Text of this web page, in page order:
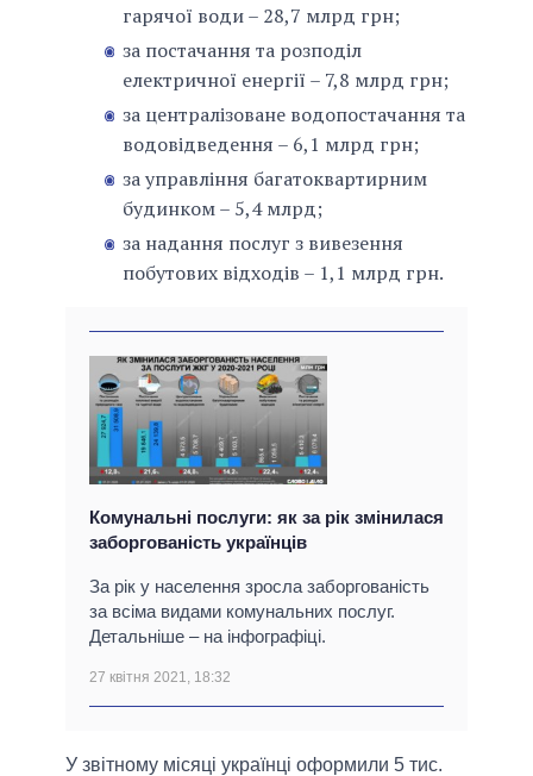
гарячої води – 28,7 млрд грн;
за постачання та розподіл
електричної енергії – 7,8 млрд грн;
за централізоване водопостачання та
водовідведення – 6,1 млрд грн;
за управління багатоквартирним
будинком – 5,4 млрд;
за надання послуг з вивезення
побутових відходів – 1,1 млрд грн.
Комунальні послуги: як за рік змінилася
заборгованість українців
За рік у населення зросла заборгованість
за всіма видами комунальних послуг.
Детальніше – на інфографіці.
27 квітня 2021, 18:32
У звітному місяці українці оформили 5 тис.